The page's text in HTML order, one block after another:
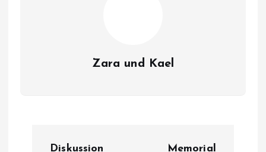
Zara und Kael
Diskussion
Memorial